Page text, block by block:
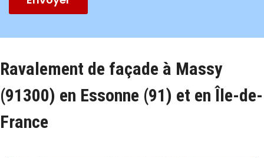
Ravalement de façade à Massy
(91300) en Essonne (91) et en Île-de-
France